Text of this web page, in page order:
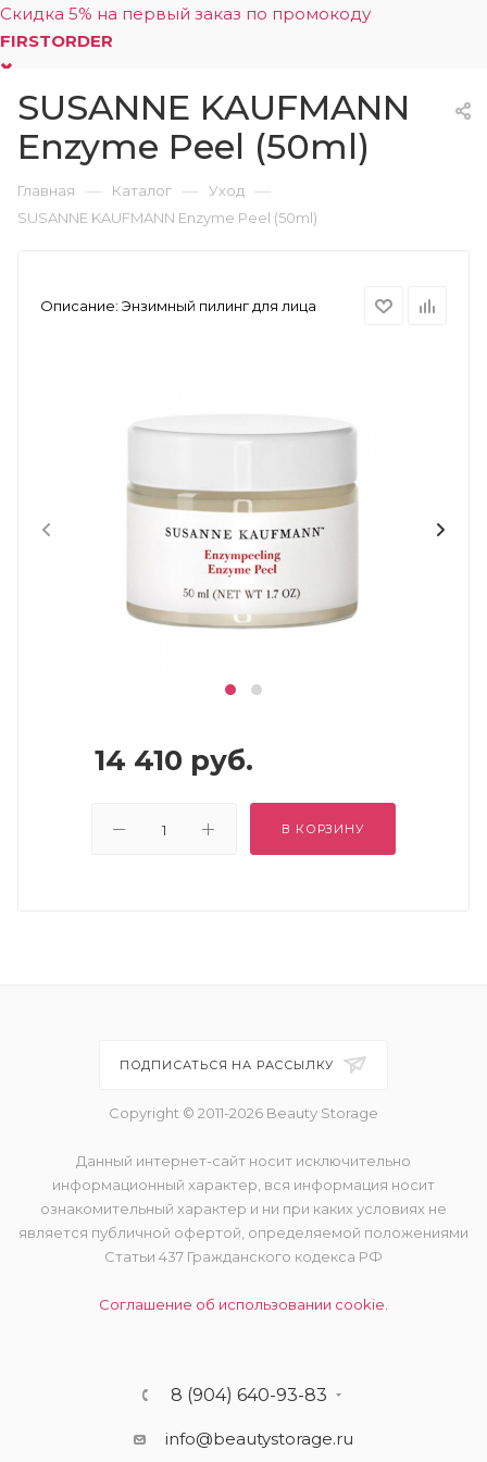
Скидка 5% на первый заказ по промокоду
FIRSTORDER
0
SUSANNE KAUFMANN
Enzyme Peel (50ml)
Главная — Каталог — Уход —
SUSANNE KAUFMANN Enzyme Peel (50ml)
Описание: Энзимный пилинг для лица
14 410 руб.
В КОРЗИНУ
ПОДПИСАТЬСЯ НА РАССЫЛКУ
Copyright © 2011-2026 Beauty Storage
Данный интернет-сайт носит исключительно
информационный характер, вся информация носит
ознакомительный характер и ни при каких условиях не
является публичной офертой, определяемой положениями
Статьи 437 Гражданского кодекса РФ
Соглашение об использовании cookie.
8 (904) 640-93-83
info@beautystorage.ru